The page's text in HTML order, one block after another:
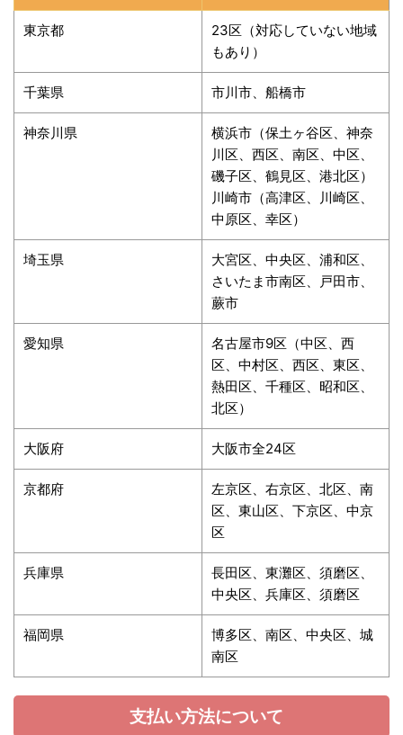
東京都
23区（対応していない地域
もあり）
千葉県 市川市、船橋市
神奈川県
横浜市（保土ヶ谷区、神奈
川区、西区、南区、中区、
磯子区、鶴見区、港北区）
川崎市（高津区、川崎区、
中原区、幸区）
埼玉県
大宮区、中央区、浦和区、
さいたま市南区、戸田市、
蕨市
愛知県
名古屋市9区（中区、西
区、中村区、西区、東区、
熱田区、千種区、昭和区、
北区）
大阪府 大阪市全24区
京都府
左京区、右京区、北区、南
区、東山区、下京区、中京
区
兵庫県
長田区、東灘区、須磨区、
中央区、兵庫区、須磨区
福岡県
博多区、南区、中央区、城
南区
支払い方法について